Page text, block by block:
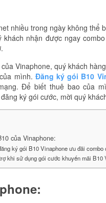
nhiều trong ngày không thể
nhận được ngay
Vinaphone, quý khách
mình. Đăng ký gói B10
Để biết thuê bao của
ký gói cước, mời quý
của Vinaphone:
ký gói B10 Vinaphone ưu đãi combo
khi sử dụng gói cước khuyến mãi B10